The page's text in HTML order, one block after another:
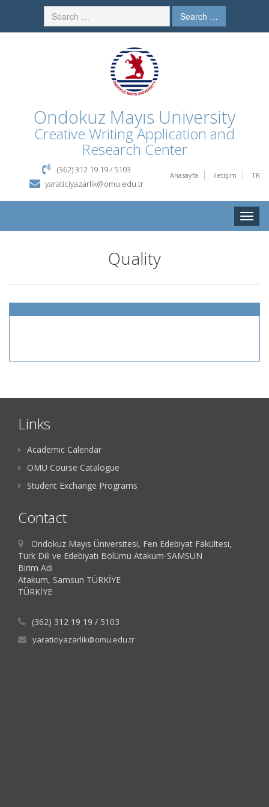
Search …
Ondokuz Mayıs University
Creative Writing Application and
Research Center
Anasayfa İletişim TR
(362) 312 19 19 / 5103
yaraticiyazarlik@omu.edu.tr
Toggle
Quality
Links
Academic Calendar
OMU Course Catalogue
Student Exchange Programs
Contact
Ondokuz Mayıs Üniversitesi, Fen Edebiyat Fakültesi,
Türk Dili ve Edebiyatı Bölümü Atakum-SAMSUN
Birim Adı
Atakum, Samsun TÜRKİYE
TÜRKİYE
(362) 312 19 19 / 5103
yaraticiyazarlik@omu.edu.tr